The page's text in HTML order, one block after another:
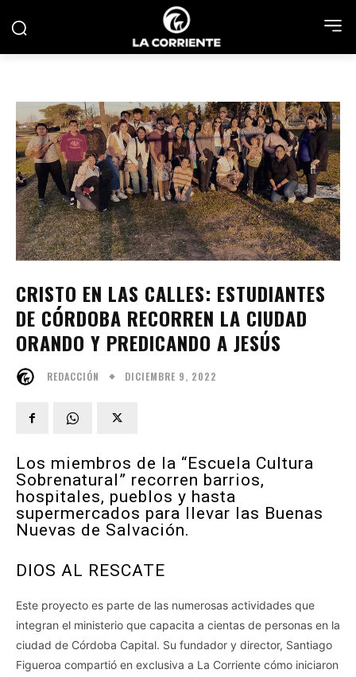
CRISTO EN LAS CALLES: ESTUDIANTES
DE CÓRDOBA RECORREN LA CIUDAD
ORANDO Y PREDICANDO A JESÚS
REDACCIÓN DICIEMBRE 9, 2022
Los miembros de la “Escuela Cultura
Sobrenatural” recorren barrios,
hospitales, pueblos y hasta
supermercados para llevar las Buenas
Nuevas de Salvación.
DIOS AL RESCATE
Este proyecto es parte de las numerosas actividades que
integran el ministerio que capacita a cientas de personas en la
ciudad de Córdoba Capital. Su fundador y director, Santiago
Figueroa compartió en exclusiva a La Corriente cómo iniciaron